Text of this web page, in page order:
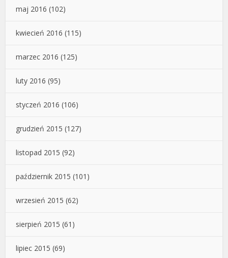
maj 2016 (102)
kwiecień 2016 (115)
marzec 2016 (125)
luty 2016 (95)
styczeń 2016 (106)
grudzień 2015 (127)
listopad 2015 (92)
październik 2015 (101)
wrzesień 2015 (62)
sierpień 2015 (61)
lipiec 2015 (69)